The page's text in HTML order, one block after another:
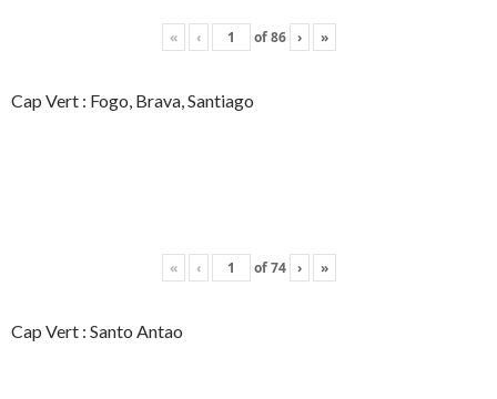
« ‹ of86 › »
Cap Vert : Fogo, Brava, Santiago
« ‹ of74 › »
Cap Vert : Santo Antao